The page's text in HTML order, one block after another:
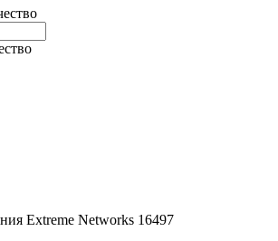
Extreme Networks 16497